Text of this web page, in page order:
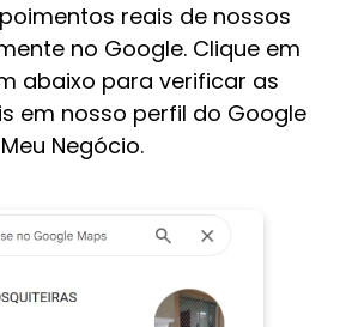
reais de nossos
no Google. Clique em
abaixo para verificar as
em nosso perfil do Google
Meu Negócio.